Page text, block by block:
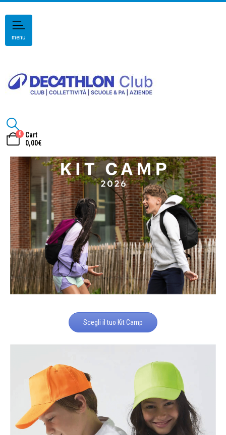
menu
0
Cart
0,00€
Scegli il tuo Kit Camp